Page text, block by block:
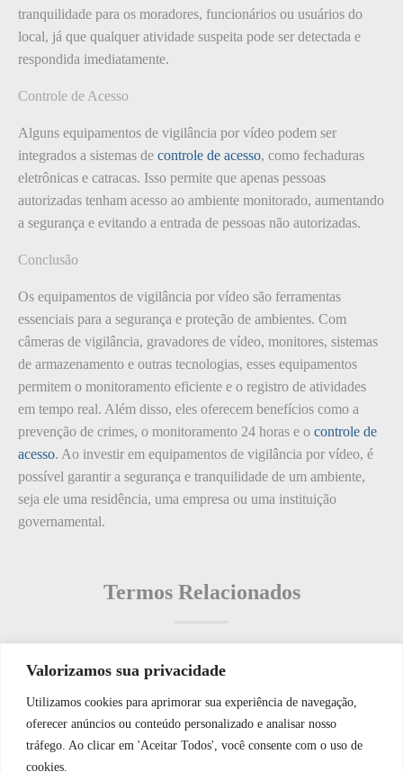
Valorizamos sua privacidade
Utilizamos cookies para aprimorar sua experiência de navegação,
oferecer anúncios ou conteúdo personalizado e analisar nosso
tráfego. Ao clicar em 'Aceitar Todos', você consente com o uso de
cookies.
tranquilidade para os moradores, funcionários ou usuários do
local, já que qualquer atividade suspeita pode ser detectada e
respondida imediatamente.
Controle de Acesso
Alguns equipamentos de vigilância por vídeo podem ser
integrados a sistemas de controle de acesso, como fechaduras
eletrônicas e catracas. Isso permite que apenas pessoas
autorizadas tenham acesso ao ambiente monitorado, aumentando
a segurança e evitando a entrada de pessoas não autorizadas.
Conclusão
Os equipamentos de vigilância por vídeo são ferramentas
essenciais para a segurança e proteção de ambientes. Com
câmeras de vigilância, gravadores de vídeo, monitores, sistemas
de armazenamento e outras tecnologias, esses equipamentos
permitem o monitoramento eficiente e o registro de atividades
em tempo real. Além disso, eles oferecem benefícios como a
prevenção de crimes, o monitoramento 24 horas e o controle de
acesso. Ao investir em equipamentos de vigilância por vídeo, é
possível garantir a segurança e tranquilidade de um ambiente,
seja ele uma residência, uma empresa ou uma instituição
governamental.
Termos Relacionados
Termos populares
O que é: hardening de sistemas
O que é: Ranking de Segurança
WhatsApp JF Tech